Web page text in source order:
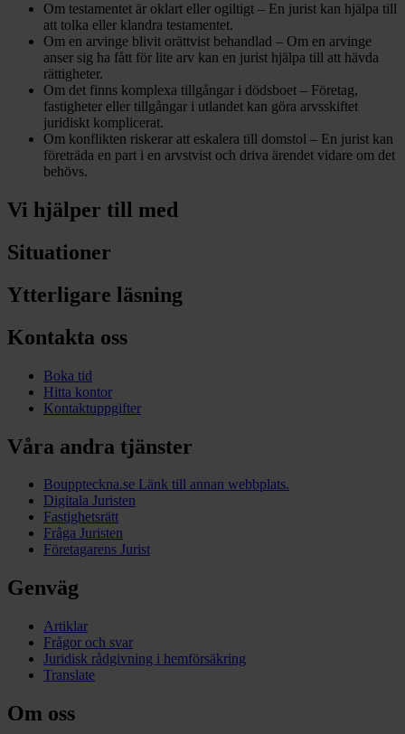
Om testamentet är oklart eller ogiltigt – En jurist kan hjälpa till
att tolka eller klandra testamentet.
Om en arvinge blivit orättvist behandlad – Om en arvinge
anser sig ha fått för lite arv kan en jurist hjälpa till att hävda
rättigheter.
Om det finns komplexa tillgångar i dödsboet – Företag,
fastigheter eller tillgångar i utlandet kan göra arvsskiftet
juridiskt komplicerat.
Om konflikten riskerar att eskalera till domstol – En jurist kan
företräda en part i en arvstvist och driva ärendet vidare om det
behövs.
Vi hjälper till med
Situationer
Ytterligare läsning
Kontakta oss
Boka tid
Hitta kontor
Kontaktuppgifter
Våra andra tjänster
Bouppteckna.se Länk till annan webbplats.
Digitala Juristen
Fastighetsrätt
Fråga Juristen
Företagarens Jurist
Genväg
Artiklar
Frågor och svar
Juridisk rådgivning i hemförsäkring
Translate
Om oss